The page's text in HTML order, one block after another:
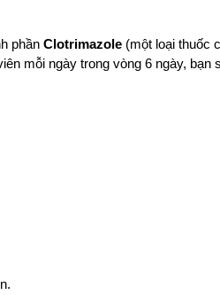
phần Clotrimazole (một loại thuốc
mỗi ngày trong vòng 6 ngày,